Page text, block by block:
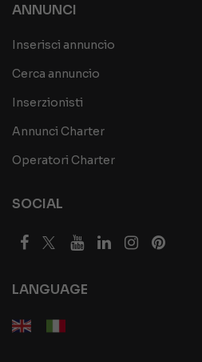
ANNUNCI
Inserisci annuncio
Cerca annuncio
Inserzionisti
Annunci Charter
Operatori Charter
SOCIAL
LANGUAGE